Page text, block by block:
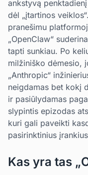
ankstyvą
dėl „įtartinos
pranešimu
„OpenClaw“
tapti sunkiau. Po
milžiniško dėmesio,
„Anthropic“
neigdamas bet kokį
ir pasiūlydamas
slypintis epizodas
kuri gali paveikti
pasirinktinius
Kas yra tas